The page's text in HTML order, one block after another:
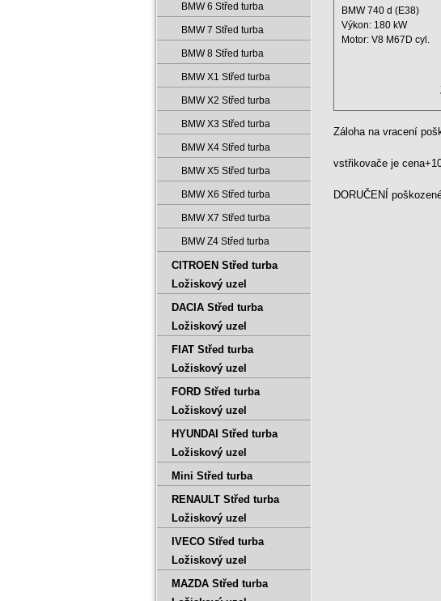
BMW 740 d (E38)
Výkon: 180 kW
Motor: V8 M67D cyl.
Záloha na vracení
vstřikovače je
DORUČENÍ
BMW 6 Střed turba
BMW 7 Střed turba
BMW 8 Střed turba
BMW X1 Střed turba
BMW X2 Střed turba
BMW X3 Střed turba
BMW X4 Střed turba
BMW X5 Střed turba
BMW X6 Střed turba
BMW X7 Střed turba
BMW Z4 Střed turba
CITROEN Střed turba
Ložiskový uzel
DACIA Střed turba
Ložiskový uzel
FIAT Střed turba
Ložiskový uzel
FORD Střed turba
Ložiskový uzel
HYUNDAI Střed turba
Ložiskový uzel
Mini Střed turba
RENAULT Střed turba
Ložiskový uzel
IVECO Střed turba
Ložiskový uzel
MAZDA Střed turba